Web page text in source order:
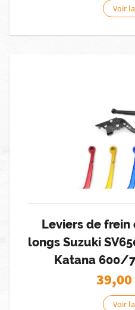
Voir
Leviers de
longs Suzuki
Katana 600/
39,00
Voir